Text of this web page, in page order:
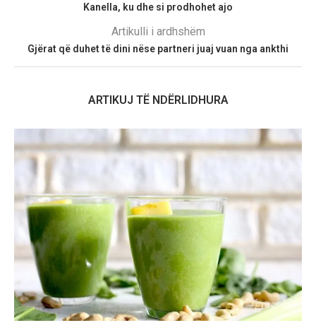
Kanella, ku dhe si prodhohet ajo
Artikulli i ardhshëm
Gjërat që duhet të dini nëse partneri juaj vuan nga ankthi
ARTIKUJ TË NDËRLIDHURA